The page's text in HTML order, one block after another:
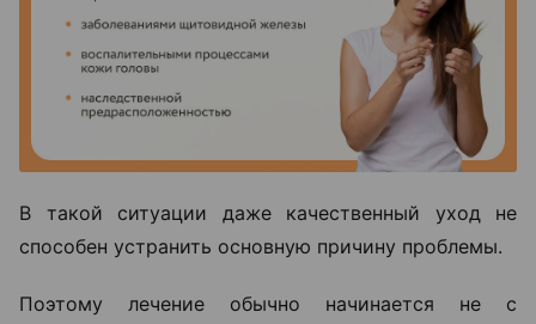
В такой ситуации даже качественный уход не
способен устранить основную причину проблемы.
Поэтому лечение обычно начинается не с